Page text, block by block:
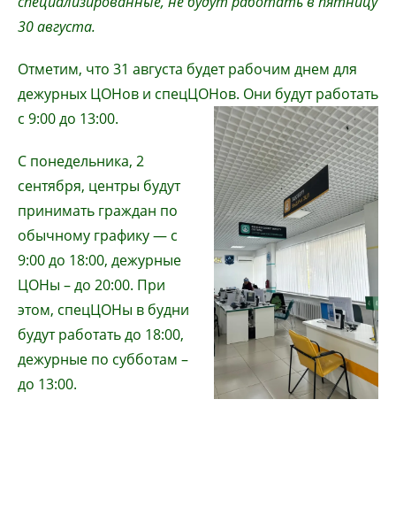
30 августа.
Отметим, что 31 августа будет рабочим днем для
дежурных ЦОНов и спецЦОНов. Они будут работать
с 9:00 до 13:00.
С понедельника, 2
сентября, центры будут
принимать граждан по
обычному графику — с
9:00 до 18:00, дежурные
ЦОНы – до 20:00. При
этом, спецЦОНы в будни
будут работать до 18:00,
дежурные по субботам –
до 13:00.